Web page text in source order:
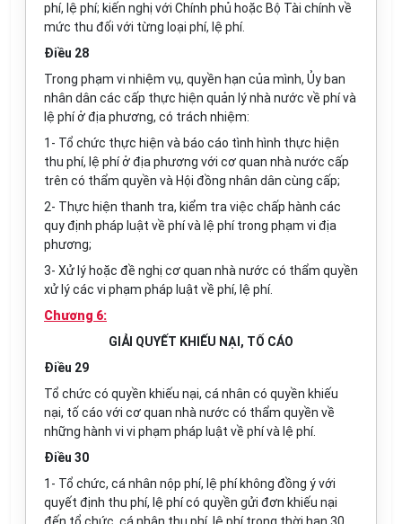
phí, lệ phí; kiến nghị với Chính phủ hoặc Bộ Tài chính về
mức thu đối với từng loại phí, lệ phí.
Điều 28
Trong phạm vi nhiệm vụ, quyền hạn của mình, Ủy ban
nhân dân các cấp thực hiện quản lý nhà nước về phí và
lệ phí ở địa phương, có trách nhiệm:
1- Tổ chức thực hiện và báo cáo tình hình thực hiện
thu phí, lệ phí ở địa phương với cơ quan nhà nước cấp
trên có thẩm quyền và Hội đồng nhân dân cùng cấp;
2- Thực hiện thanh tra, kiểm tra việc chấp hành các
quy định pháp luật về phí và lệ phí trong phạm vi địa
phương;
3- Xử lý hoặc đề nghị cơ quan nhà nước có thẩm quyền
xử lý các vi phạm pháp luật về phí, lệ phí.
Chương 6:
GIẢI QUYẾT KHIẾU NẠI, TỐ CÁO
Điều 29
Tổ chức có quyền khiếu nại, cá nhân có quyền khiếu
nại, tố cáo với cơ quan nhà nước có thẩm quyền về
những hành vi vi phạm pháp luật về phí và lệ phí.
Điều 30
1- Tổ chức, cá nhân nộp phí, lệ phí không đồng ý với
quyết định thu phí, lệ phí có quyền gửi đơn khiếu nại